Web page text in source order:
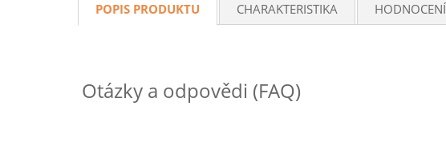
POPIS PRODUKTU CHARAKTERISTIKA HODNOCENÍ
Otázky a odpovědi (FAQ)